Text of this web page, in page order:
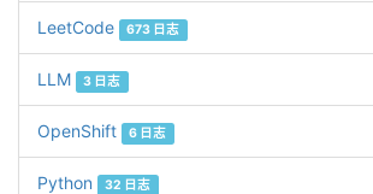
LeetCode 673 日志
LLM 3 日志
OpenShift 6 日志
Python 32 日志